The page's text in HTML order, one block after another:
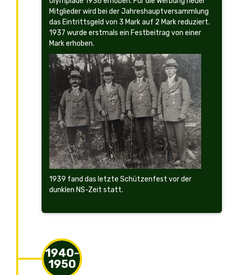
Mitglieder wird bei der Jahreshauptversammlung
das Eintrittsgeld von 3 Mark auf 2 Mark reduziert.
1937 wurde erstmals ein Festbeitrag von einer
Mark erhoben.
1939 fand das letzte Schützenfest vor der
dunklen NS-Zeit statt.
1940-
1950